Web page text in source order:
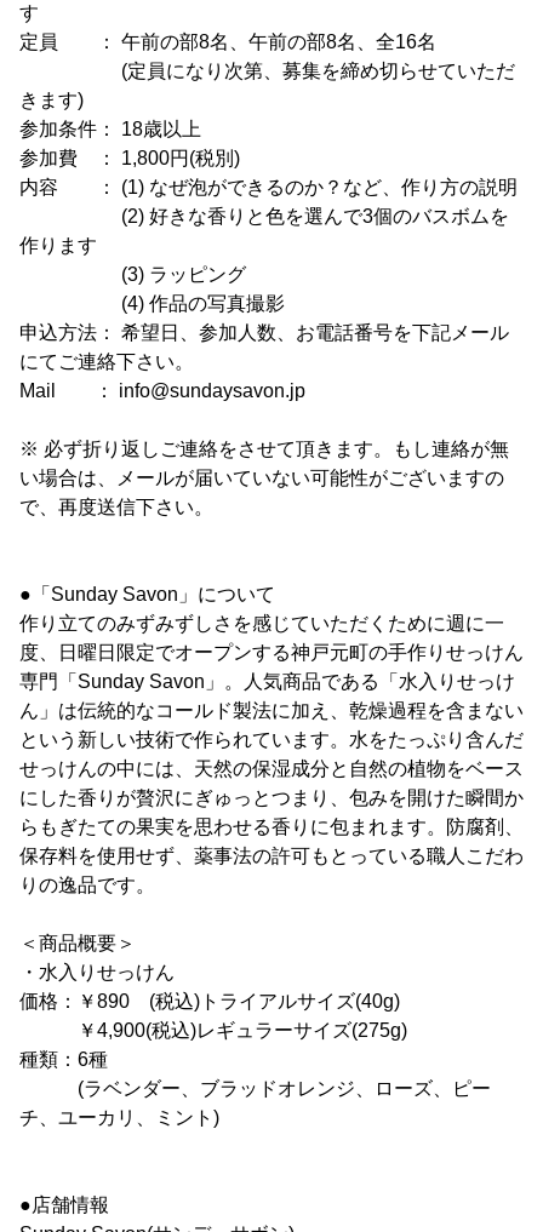
す
定員 ： 午前の部8名、午前の部8名、全16名
(定員になり次第、募集を締め切らせていただ
きます)
参加条件： 18歳以上
参加費 ： 1,800円(税別)
内容 ： (1) なぜ泡ができるのか？など、作り方の説明
(2) 好きな香りと色を選んで3個のバスボムを
作ります
(3) ラッピング
(4) 作品の写真撮影
申込方法： 希望日、参加人数、お電話番号を下記メール
にてご連絡下さい。
Mail ： info@sundaysavon.jp
※ 必ず折り返しご連絡をさせて頂きます。もし連絡が無
い場合は、メールが届いていない可能性がございますの
で、再度送信下さい。
●「Sunday Savon」について
作り立てのみずみずしさを感じていただくために週に一
度、日曜日限定でオープンする神戸元町の手作りせっけん
専門「Sunday Savon」。人気商品である「水入りせっけ
ん」は伝統的なコールド製法に加え、乾燥過程を含まない
という新しい技術で作られています。水をたっぷり含んだ
せっけんの中には、天然の保湿成分と自然の植物をベース
にした香りが贅沢にぎゅっとつまり、包みを開けた瞬間か
らもぎたての果実を思わせる香りに包まれます。防腐剤、
保存料を使用せず、薬事法の許可もとっている職人こだわ
りの逸品です。
＜商品概要＞
・水入りせっけん
価格：￥890 (税込)トライアルサイズ(40g)
￥4,900(税込)レギュラーサイズ(275g)
種類：6種
(ラベンダー、ブラッドオレンジ、ローズ、ピー
チ、ユーカリ、ミント)
●店舗情報